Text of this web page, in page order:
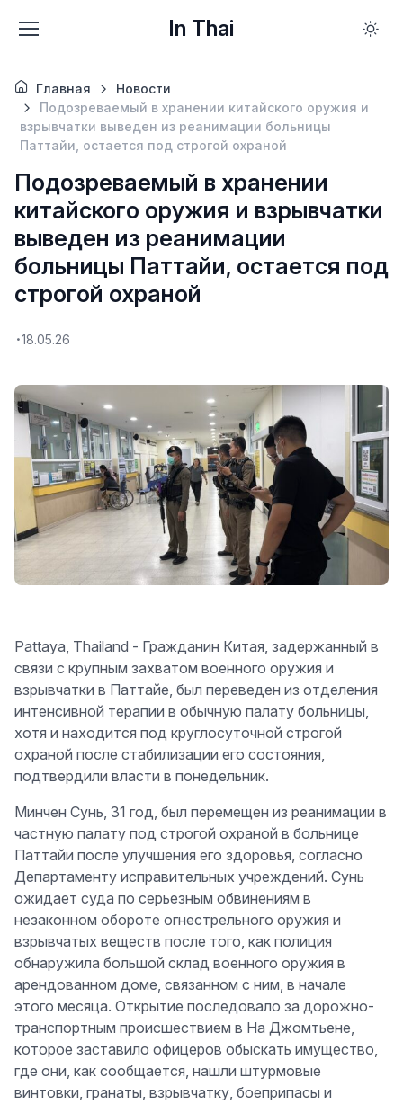
In Thai
Главная
Новости
Подозреваемый в хранении китайского оружия и
взрывчатки выведен из реанимации больницы
Паттайи, остается под строгой охраной
Подозреваемый в хранении
китайского оружия и взрывчатки
выведен из реанимации
больницы Паттайи, остается под
строгой охраной
18.05.26
Pattaya, Thailand - Гражданин Китая, задержанный в
связи с крупным захватом военного оружия и
взрывчатки в Паттайе, был переведен из отделения
интенсивной терапии в обычную палату больницы,
хотя и находится под круглосуточной строгой
охраной после стабилизации его состояния,
подтвердили власти в понедельник.
Минчен Сунь, 31 год, был перемещен из реанимации в
частную палату под строгой охраной в больнице
Паттайи после улучшения его здоровья, согласно
Департаменту исправительных учреждений. Сунь
ожидает суда по серьезным обвинениям в
незаконном обороте огнестрельного оружия и
взрывчатых веществ после того, как полиция
обнаружила большой склад военного оружия в
арендованном доме, связанном с ним, в начале
этого месяца. Открытие последовало за дорожно-
транспортным происшествием в На Джомтьене,
которое заставило офицеров обыскать имущество,
где они, как сообщается, нашли штурмовые
винтовки, гранаты, взрывчатку, боеприпасы и